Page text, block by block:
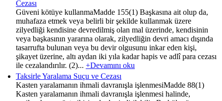
Cezası
Güveni kötüye kullanmaMadde 155(1) Başkasına ait olup da,
muhafaza etmek veya belirli bir şekilde kullanmak üzere
zilyedliği kendisine devredilmiş olan mal üzerinde, kendisinin
veya başkasının yararına olarak, zilyedliğin devri amacı dışında
tasarrufta bulunan veya bu devir olgusunu inkar eden kişi,
şikayet üzerine, altı aydan iki yıla kadar hapis ve adlî para cezası
ile cezalandırılır. (2)... +Devamını oku
Taksirle Yaralama Suçu ve Cezası
Kasten yaralamanın ihmali davranışla işlenmesiMadde 88(1)
Kasten yaralamanın ihmali davranışla işlenmesi halinde,